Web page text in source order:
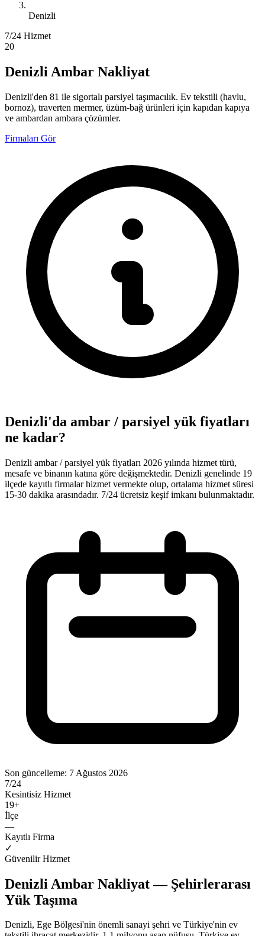
Denizli
7/24 Hizmet
20
Denizli Ambar Nakliyat
Denizli'den 81 ile sigortalı parsiyel taşımacılık. Ev tekstili (havlu,
bornoz), traverten mermer, üzüm-bağ ürünleri için kapıdan kapıya
ve ambardan ambara çözümler.
Firmaları Gör
Denizli'da ambar / parsiyel yük fiyatları
ne kadar?
Denizli ambar / parsiyel yük fiyatları 2026 yılında hizmet türü,
mesafe ve binanın katına göre değişmektedir. Denizli genelinde 19
ilçede kayıtlı firmalar hizmet vermekte olup, ortalama hizmet süresi
15-30 dakika arasındadır. 7/24 ücretsiz keşif imkanı bulunmaktadır.
Son güncelleme: 7 Ağustos 2026
7/24
Kesintisiz Hizmet
19+
İlçe
—
Kayıtlı Firma
✓
Güvenilir Hizmet
Denizli Ambar Nakliyat — Şehirlerarası
Yük Taşıma
Denizli, Ege Bölgesi'nin önemli sanayi şehri ve Türkiye'nin ev